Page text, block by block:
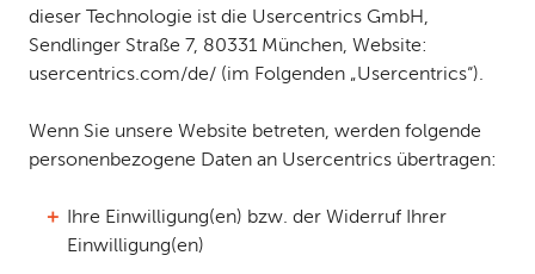
dieser Technologie ist die Usercentrics GmbH,
Sendlinger Straße 7, 80331 München, Website:
usercentrics.com/de/ (im Folgenden „Usercentrics“).
Wenn Sie unsere Website betreten, werden folgende
personenbezogene Daten an Usercentrics übertragen:
Ihre Einwilligung(en) bzw. der Widerruf Ihrer
Einwilligung(en)